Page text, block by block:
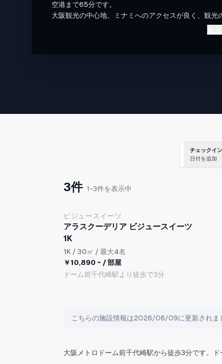
空港まで65分です。
大阪観光の中心地、ミナミへのアクセスが良く、観光
-調理道具完備
チェックイン
日付を追加
3件 1-3件を表示中
ビジュースイーツ
アラスクーデリア ビジュースイーツ
1K
1K / 30㎡ / 最大4名
￥10,890 ~ / 部屋
ドーム前千代崎駅より徒歩で3分
こちらの施設情報は2026/06/09に更新されま
大阪メトロドーム前千代崎駅から徒歩3分です。